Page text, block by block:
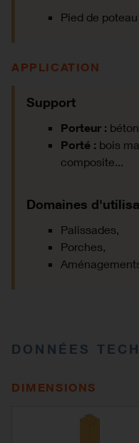
Pied de
APPLICATION
Support
Porteur : béton
Porté : bois
composite...
Domaines
Palissades,
Porches,
DONNÉES
DIMENSIONS